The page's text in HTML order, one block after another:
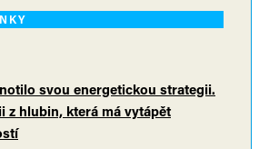
svou energetickou strategii.
z hlubin, která má vytápět